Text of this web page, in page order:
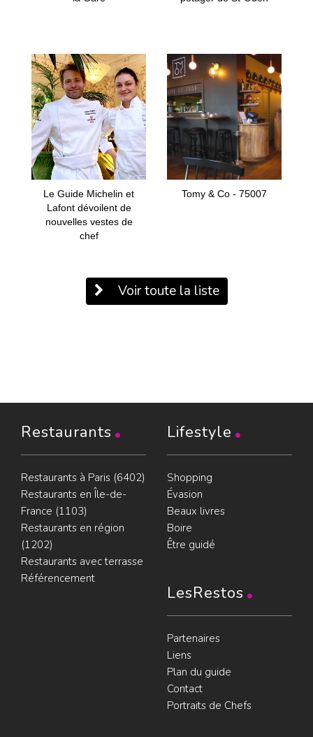
Le Guide Michelin et
Lafont dévoilent de
nouvelles vestes de
chef
Tomy & Co - 75007
Voir toute la liste
Restaurants
Restaurants à Paris (6402)
Restaurants en Île-de-
France (1103)
Restaurants en région
(1202)
Restaurants avec terrasse
Référencement
Lifestyle
Shopping
Évasion
Beaux livres
Boire
Être guidé
LesRestos
Partenaires
Liens
Plan du guide
Contact
Portraits de Chefs